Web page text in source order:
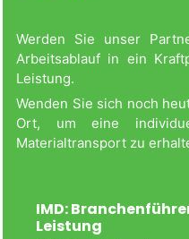
Werden Sie unser
Arbeitsablauf in ein
Leistung.
Wenden Sie sich noch
Ort, um eine
Materialtransport zu
IMD:
Leistung